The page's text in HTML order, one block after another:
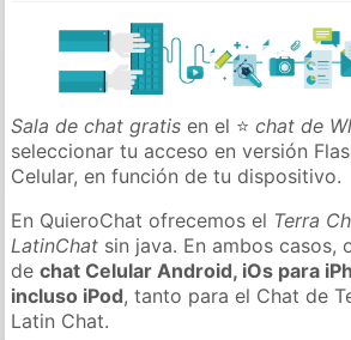
Sala de chat gratis en el ⭐chat de
seleccionar tu acceso en versión
Celular, en función de tu dispositivo.
En QuieroChat ofrecemos el Terra
LatinChat sin java. En ambos casos,
dechat Celular Android, iOs para
incluso iPod, tanto para el Chat de
Latin Chat.